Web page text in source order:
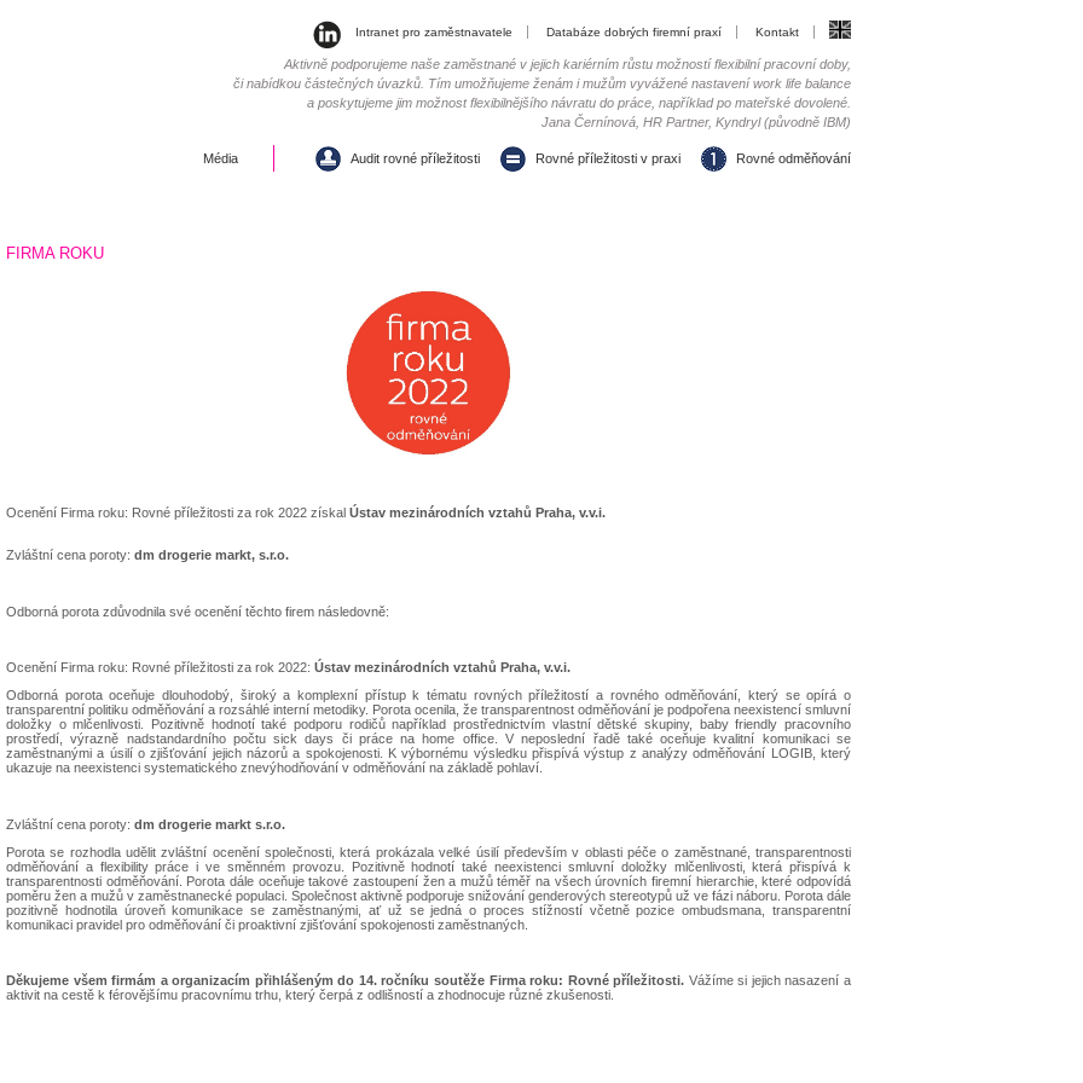
Intranet pro zaměstnavatele Databáze dobrých firemní praxí Kontakt
Aktivně podporujeme naše zaměstnané v jejich kariérním růstu možností flexibilní pracovní doby,
či nabídkou částečných úvazků. Tím umožňujeme ženám i mužům vyvážené nastavení work life balance
a poskytujeme jim možnost flexibilnějšího návratu do práce, například po mateřské dovolené.
Jana Černínová, HR Partner, Kyndryl (původně IBM)
Média Audit rovné příležitosti Rovné příležitosti v praxi Rovné odměňování
FIRMA ROKU
Ocenění Firma roku: Rovné příležitosti za rok 2022 získal Ústav mezinárodních vztahů Praha, v.v.i.
Zvláštní cena poroty: dm drogerie markt, s.r.o.
Odborná porota zdůvodnila své ocenění těchto firem následovně:
Ocenění Firma roku: Rovné příležitosti za rok 2022: Ústav mezinárodních vztahů Praha, v.v.i.
Odborná porota oceňuje dlouhodobý, široký a komplexní přístup k tématu rovných příležitostí a rovného odměňování, který se opírá o
transparentní politiku odměňování a rozsáhlé interní metodiky. Porota ocenila, že transparentnost odměňování je podpořena neexistencí smluvní
doložky o mlčenlivosti. Pozitivně hodnotí také podporu rodičů například prostřednictvím vlastní dětské skupiny, baby friendly pracovního
prostředí, výrazně nadstandardního počtu sick days či práce na home office. V neposlední řadě také oceňuje kvalitní komunikaci se
zaměstnanými a úsilí o zjišťování jejich názorů a spokojenosti. K výbornému výsledku přispívá výstup z analýzy odměňování LOGIB, který
ukazuje na neexistenci systematického znevýhodňování v odměňování na základě pohlaví.
Zvláštní cena poroty: dm drogerie markt s.r.o.
Porota se rozhodla udělit zvláštní ocenění společnosti, která prokázala velké úsilí především v oblasti péče o zaměstnané, transparentnosti
odměňování a flexibility práce i ve směnném provozu. Pozitivně hodnotí také neexistenci smluvní doložky mlčenlivosti, která přispívá k
transparentnosti odměňování. Porota dále oceňuje takové zastoupení žen a mužů téměř na všech úrovních firemní hierarchie, které odpovídá
poměru žen a mužů v zaměstnanecké populaci. Společnost aktivně podporuje snižování genderových stereotypů už ve fázi náboru. Porota dále
pozitivně hodnotila úroveň komunikace se zaměstnanými, ať už se jedná o proces stížností včetně pozice ombudsmana, transparentní
komunikaci pravidel pro odměňování či proaktivní zjišťování spokojenosti zaměstnaných.
Děkujeme všem firmám a organizacím přihlášeným do 14. ročníku soutěže Firma roku: Rovné příležitosti. Vážíme si jejich nasazení a
aktivit na cestě k férovějšímu pracovnímu trhu, který čerpá z odlišností a zhodnocuje různé zkušenosti.